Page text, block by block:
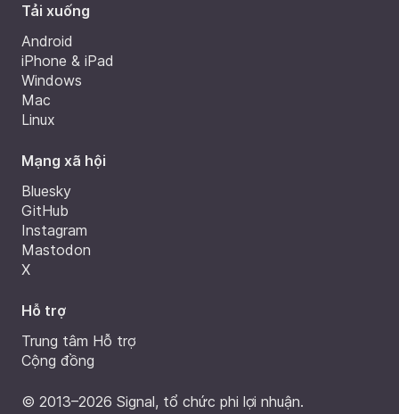
Tải xuống
Android
iPhone & iPad
Windows
Mac
Linux
Mạng xã hội
Bluesky
GitHub
Instagram
Mastodon
X
Hỗ trợ
Trung tâm Hỗ trợ
Cộng đồng
© 2013–2026 Signal, tổ chức phi lợi nhuận.